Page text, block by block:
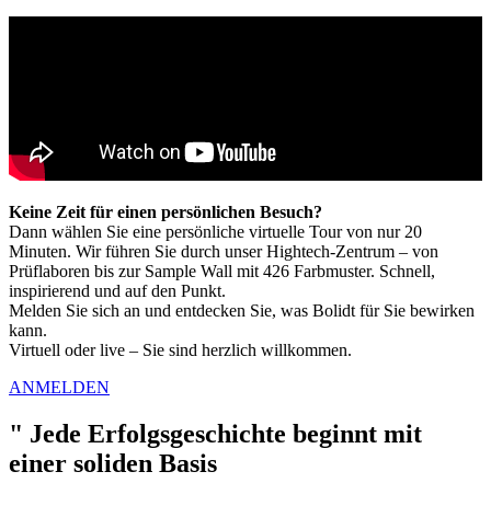
Keine Zeit für einen persönlichen Besuch?
Dann wählen Sie eine persönliche virtuelle Tour von nur 20
Minuten. Wir führen Sie durch unser Hightech-Zentrum – von
Prüflaboren bis zur Sample Wall mit 426 Farbmuster. Schnell,
inspirierend und auf den Punkt.
Melden Sie sich an und entdecken Sie, was Bolidt für Sie bewirken
kann.
Virtuell oder live – Sie sind herzlich willkommen.
ANMELDEN
" Jede Erfolgsgeschichte beginnt mit
einer soliden Basis